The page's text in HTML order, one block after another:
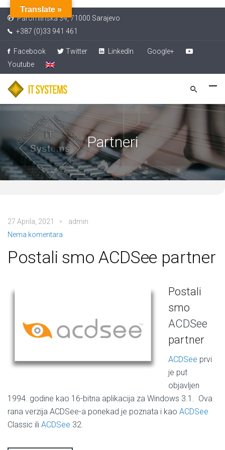
Paromlinska 34, 71000 Sarajevo
+387 (0)33 941 461
Facebook Twitter LinkedIn
Google+
Youtube
Partneri
27 Aprila, 2021
admin
Nema komentara
Postali smo ACDSee partner
Postali
smo
ACDSee
partner
ACDSee prvi
je put
objavljen
1994. godine kao 16-bitna aplikacija za Windows 3.1. Ova
rana verzija ACDSee-a ponekad je poznata i kao ACDSee
Classic ili ACDSee 32.
Translate »